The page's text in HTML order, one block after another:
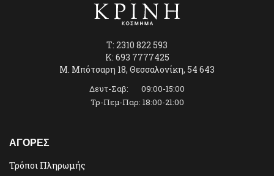
T: 2310 822 593
K: 693 7777425
Μ. Μπότσαρη 18, Θεσσαλονίκη, 54 643
Δευτ-Σαβ: 09:00-15:00
Τρ-Πεμ-Παρ: 18:00-21:00
ΑΓΟΡΕΣ
Τρόποι Πληρωμής